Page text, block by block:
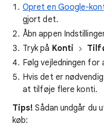
Opret en Google-
gjort det.
Åbn appen
Tryk på Konti
Følg vejledningen
Hvis det er
at tilføje flere konti.
Tips! Sådan undgår du
køb: